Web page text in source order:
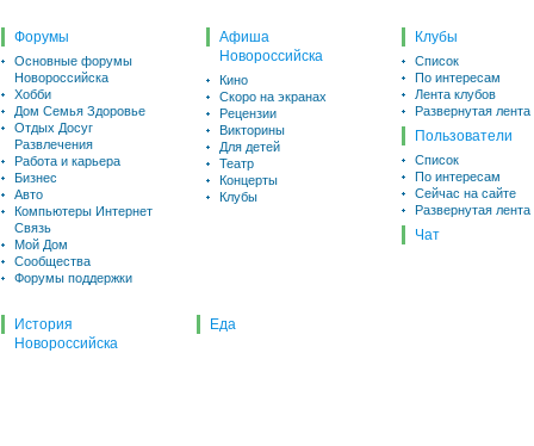
Форумы
Основные форумы
Новороссийска
Хобби
Дом Семья Здоровье
Отдых Досуг
Развлечения
Работа и карьера
Бизнес
Авто
Компьютеры Интернет
Связь
Мой Дом
Сообщества
Форумы поддержки
Афиша
Новороссийска
Кино
Скоро на экранах
Рецензии
Викторины
Для детей
Театр
Концерты
Клубы
Клубы
Список
По интересам
Лента клубов
Развернутая лента
Пользователи
Список
По интересам
Сейчас на сайте
Развернутая лента
Чат
История
Новороссийска
Еда